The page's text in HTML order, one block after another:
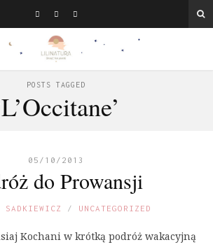
POSTS TAGGED
05/10/2013
do Prowansji
SADKIEWICZ UNCATEGORIZED
Kochani w krótką podróż wakacyjną